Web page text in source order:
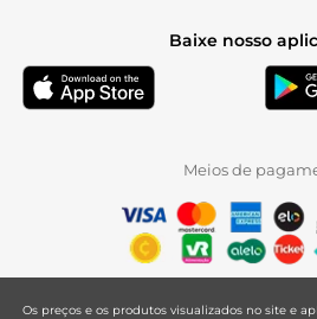
Baixe nosso
Meios de
Os preços e os produtos visualizados no site e